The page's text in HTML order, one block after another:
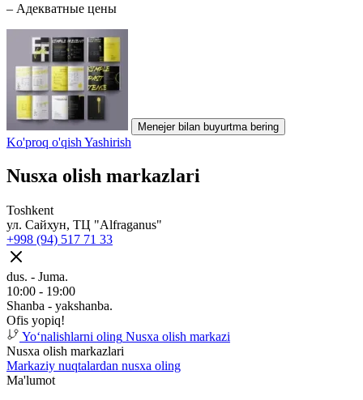
– Адекватные цены
Menejer bilan buyurtma bering
Ko'proq o'qish Yashirish
Nusxa olish markazlari
Toshkent
ул. Сайхун, ТЦ "Alfraganus"
+998 (94) 517 71 33
dus. - Juma.
10:00 - 19:00
Shanba - yakshanba.
Ofis yopiq!
Yoʻnalishlarni oling Nusxa olish markazi
Nusxa olish markazlari
Markaziy nuqtalardan nusxa oling
Ma'lumot